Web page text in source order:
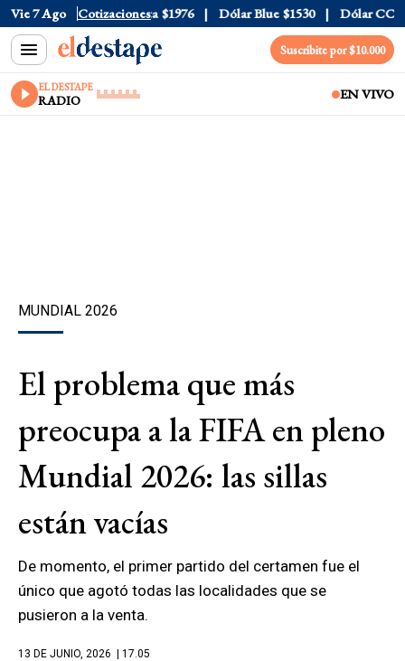
Vie 7 Ago Cotizaciones
$1520 Dólar Tarjeta $1976 Dólar Blue $1530 Dólar CCL
Suscribite por $10.000
EL DESTAPE
RADIO EN VIVO
MUNDIAL 2026
El problema que más
preocupa a la FIFA en pleno
Mundial 2026: las sillas
están vacías
De momento, el primer partido del certamen fue el
único que agotó todas las localidades que se
pusieron a la venta.
13 DE JUNIO, 2026 | 17.05